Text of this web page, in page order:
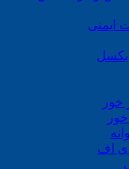
ایمنی
خور
اف